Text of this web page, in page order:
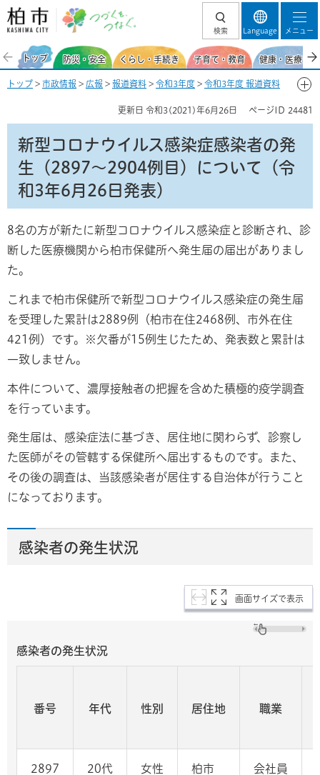
柏市 つづくを、
検索 Language メニュー
トップ 防災・安全 くらし・手続き 子育て・教育 健康・医療・
トップ > 市政情報 > 広報 > 報道資料 > 令和3年度 > 令和3年度 報道資料
染者の発生（2897～2904例目）について（令和3年6月26日発表）
更新日 令和3(2021)年6月26日 ページID 24481
新型コロナウイルス感染症感染者の発
生（2897～2904例目）について（令
和3年6月26日発表）
8名の方が新たに新型コロナウイルス感染症と診断され、診
断した医療機関から柏市保健所へ発生届の届出がありまし
た。
これまで柏市保健所で新型コロナウイルス感染症の発生届
を受理した累計は2889例（柏市在住2468例、市外在住
421例）です。※欠番が15例生じたため、発表数と累計は
一致しません。
本件について、濃厚接触者の把握を含めた積極的疫学調査
を行っています。
発生届は、感染症法に基づき、居住地に関わらず、診察し
た医師がその管轄する保健所へ届出するものです。また、
その後の調査は、当該感染者が居住する自治体が行うこと
になっております。
感染者の発生状況
画面サイズで表示
感染者の発生状況
番号 年代 性別 居住地 職業
2897 20代 女性 柏市 会社員